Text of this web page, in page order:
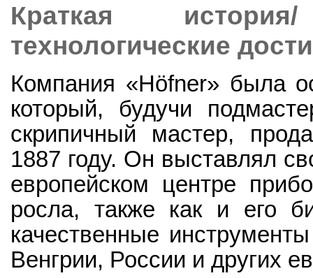
Краткая
технологические
Компания «Höfner» была
который, будучи
скрипичный мастер,
1887 году. Он выставлял
европейском центре
росла, также как и его
качественные
Венгрии, России и других